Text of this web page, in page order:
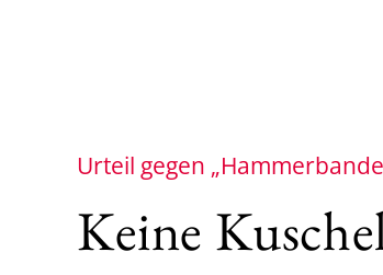
Urteil gegen
Keine